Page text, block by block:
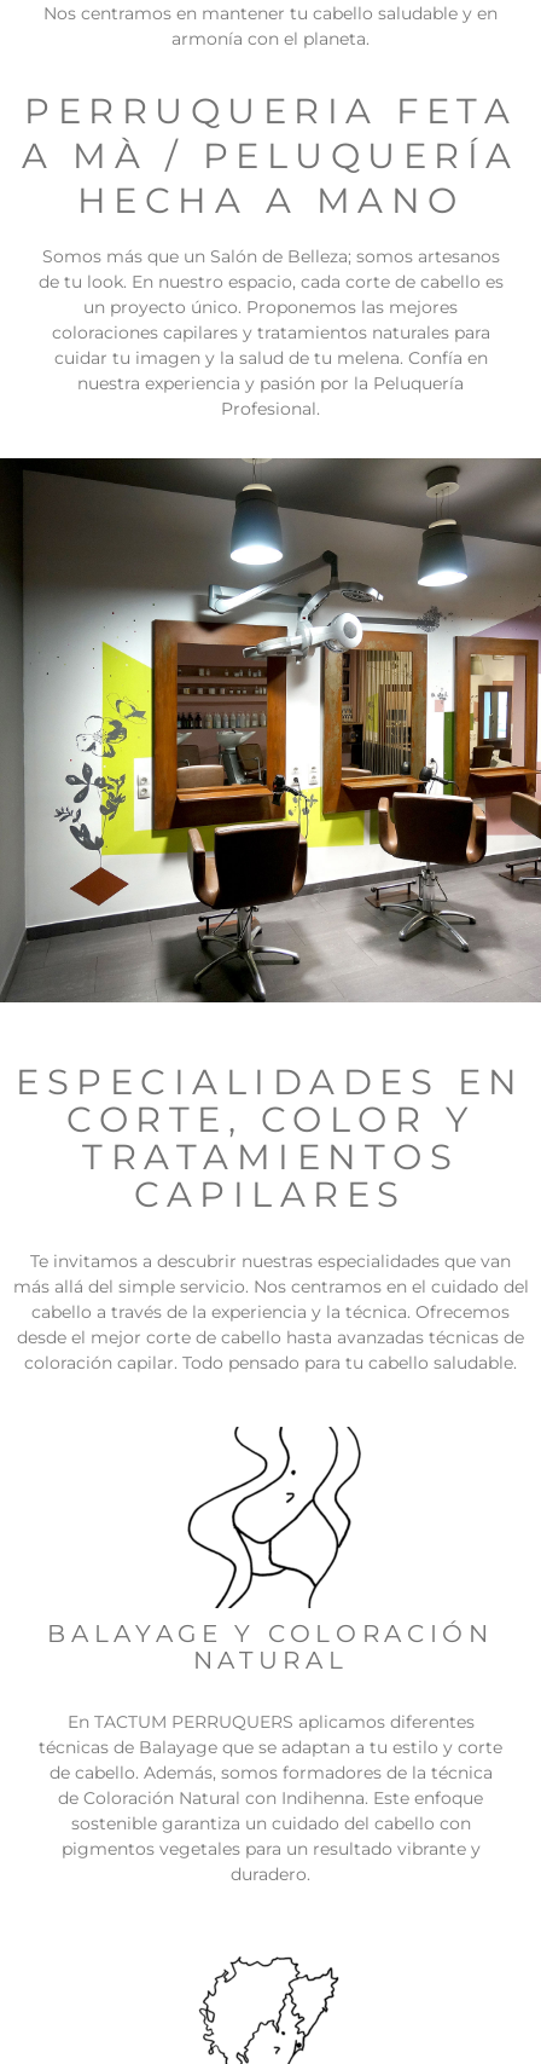
Nos centramos en mantener tu cabello saludable y en
armonía con el planeta.
PERRUQUERIA FETA
A MÀ / PELUQUERÍA
HECHA A MANO
Somos más que un Salón de Belleza; somos artesanos
de tu look. En nuestro espacio, cada corte de cabello es
un proyecto único. Proponemos las mejores
coloraciones capilares y tratamientos naturales para
cuidar tu imagen y la salud de tu melena. Confía en
nuestra experiencia y pasión por la Peluquería
Profesional.
ESPECIALIDADES EN
CORTE, COLOR Y
TRATAMIENTOS
CAPILARES
Te invitamos a descubrir nuestras especialidades que van
más allá del simple servicio. Nos centramos en el cuidado del
cabello a través de la experiencia y la técnica. Ofrecemos
desde el mejor corte de cabello hasta avanzadas técnicas de
coloración capilar. Todo pensado para tu cabello saludable.
BALAYAGE Y COLORACIÓN
NATURAL
En TACTUM PERRUQUERS aplicamos diferentes
técnicas de Balayage que se adaptan a tu estilo y corte
de cabello. Además, somos formadores de la técnica
de Coloración Natural con Indihenna. Este enfoque
sostenible garantiza un cuidado del cabello con
pigmentos vegetales para un resultado vibrante y
duradero.